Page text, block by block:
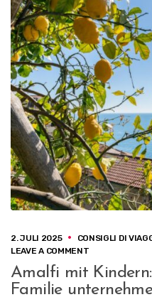
2. JULI 2025 CONSIGLI DI
LEAVE A COMMENTON
AMALFI
MIT
KINDERN:
Amalfi mit
Familie